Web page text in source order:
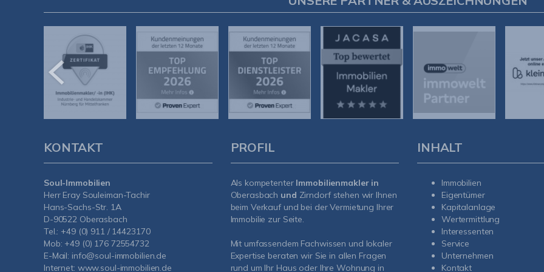
KONTAKT
Soul-Immobilien
Herr Eray Souleiman-Tachir
Hans-Sachs-Str. 1A
D-90522 Oberasbach
Tel.: +49 (0) 911 / 14423170
Mob: +49 (0) 176 72554732
E-Mail: info@soul-immobilien.de
Internet: www.soul-immobilien.de
PROFIL
Als kompetenter Immobilienmakler in
Oberasbach und Zirndorf stehen wir Ihnen
beim Verkauf und bei der Vermietung Ihrer
Immobilie zur Seite.
Mit umfassendem Fachwissen und lokaler
Expertise beraten wir Sie in allen Fragen
rund um Ihr Haus oder Ihre Wohnung in
INHALT
Immobilien
Eigentümer
Kapitalanlage
Wertermittlung
Interessenten
Service
Unternehmen
Kontakt